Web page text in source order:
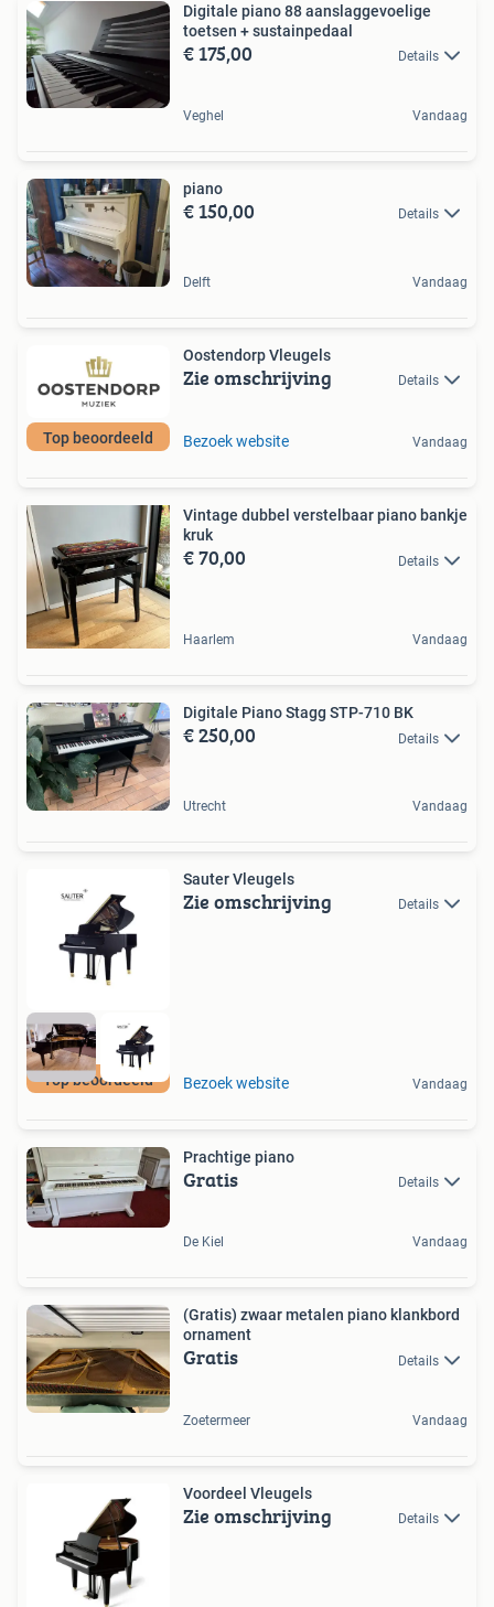
Digitale piano 88 aanslaggevoelige
toetsen + sustainpedaal
€ 175,00 Details
Veghel Vandaag
piano
€ 150,00 Details
Delft Vandaag
Top beoordeeld
Oostendorp Vleugels
Zie omschrijving Details
Bezoek website Vandaag
Vintage dubbel verstelbaar piano bankje
kruk
€ 70,00 Details
Haarlem Vandaag
Digitale Piano Stagg STP-710 BK
€ 250,00 Details
Utrecht Vandaag
Top beoordeeld
Sauter Vleugels
Zie omschrijving Details
Bezoek website Vandaag
Prachtige piano
Gratis Details
De Kiel Vandaag
(Gratis) zwaar metalen piano klankbord
ornament
Gratis Details
Zoetermeer Vandaag
Voordeel Vleugels
Zie omschrijving Details